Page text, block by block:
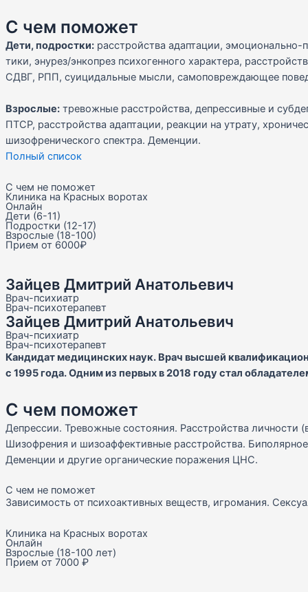
С чем поможет
Дети, подростки:расстройства адаптации, эмоционально-
тики, энурез/энкопрез психогенного характера,
СДВГ, РПП, суицидальные мысли, самоповреждающее
Взрослые:тревожные расстройства, депрессивные и
ПТСР, расстройства адаптации, реакции на утрату,
шизофренического спектра. Деменции.
Полный список
С чем не поможет
Клиника на Красных воротах
Онлайн
Дети (6-11)
Подростки (12-17)
Взрослые (18-100)
Прием от 6000₽
Зайцев Дмитрий Анатольевич
Врач-психиатр
Врач-психотерапевт
Зайцев Дмитрий Анатольевич
Врач-психиатр
Врач-психотерапевт
Кандидат медицинских наук. Врач высшей
с 1995 года. Одним из первых в 2018 году стал
С чем поможет
Депрессии. Тревожные состояния. Расстройства личности
Шизофрения и шизоаффективные расстройства.
Деменции и другие органические поражения ЦНС.
С чем не поможет
Зависимость от психоактивных веществ, игромания.
Клиника на Красных воротах
Онлайн
Взрослые (18-100 лет)
Прием от 7000 ₽